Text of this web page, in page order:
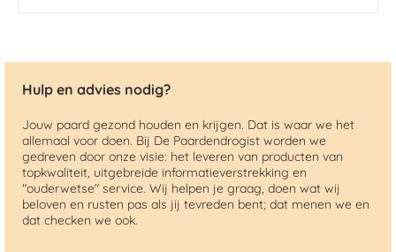
Hulp en advies nodig?
Jouw paard gezond houden en krijgen. Dat is waar we het
allemaal voor doen. Bij De Paardendrogist worden we
gedreven door onze visie: het leveren van producten van
topkwaliteit, uitgebreide informatieverstrekking en
"ouderwetse" service. Wij helpen je graag, doen wat wij
beloven en rusten pas als jij tevreden bent; dat menen we en
dat checken we ook.